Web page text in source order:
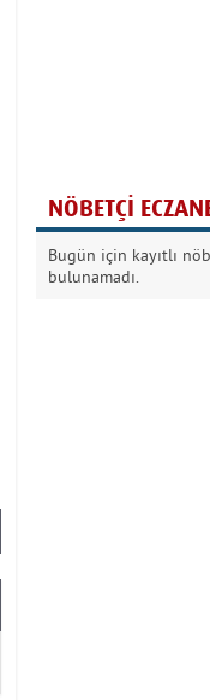
NÖBETÇİ
Bugün için kayıtlı
bulunamadı.